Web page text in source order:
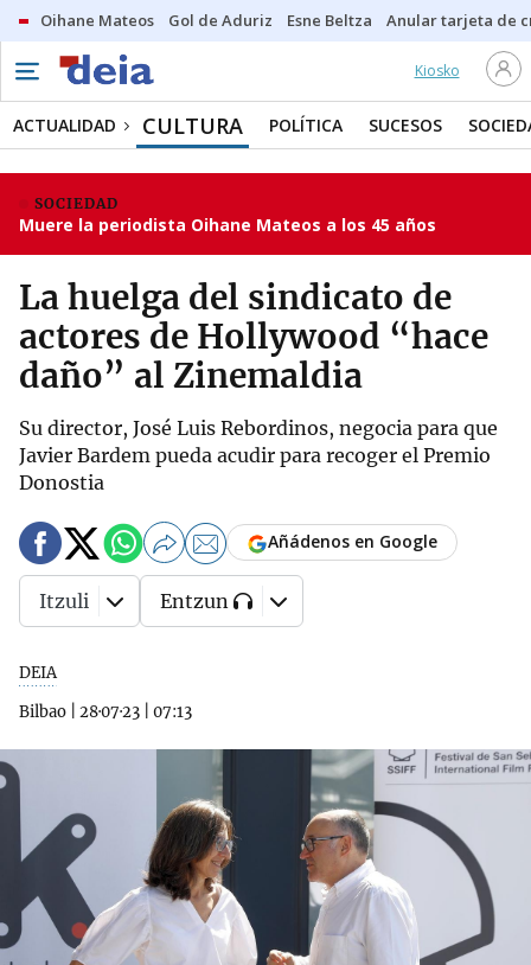
Oihane Mateos Gol de Aduriz Esne Beltza Anular tarjeta de
Kiosko
ACTUALIDAD CULTURA POLÍTICA SUCESOS
SOCIEDAD
Muere la periodista Oihane Mateos a los 45 años
La huelga del sindicato de
actores de Hollywood “hace
daño” al Zinemaldia
Su director, José Luis Rebordinos, negocia para que
Javier Bardem pueda acudir para recoger el Premio
Donostia
DEIA
Bilbao
28·07·23 07:13
Añádenos en Google
Itzuli Entzun